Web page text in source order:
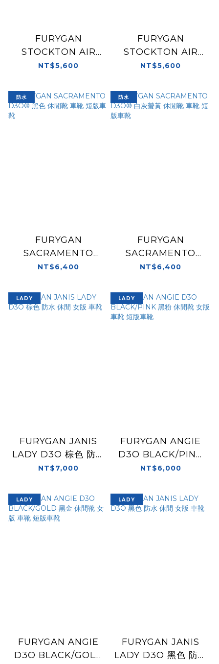
FURYGAN
STOCKTON AIR
D3O® PEARL-
休閒靴 車靴 短版車靴
NT$5,600
FURYGAN
STOCKTON AIR
D3O® BLACK/RED
版車靴
NT$5,600
防水
FURYGAN
SACRAMENTO
D3O® 黑色 休閒靴
NT$6,400
防水
FURYGAN
SACRAMENTO
D3O® 白灰螢黃 休閒
NT$6,400
LADY
FURYGAN JANIS
LADY D3O 棕色 防水
休閒 女版 車靴
NT$7,000
LADY
FURYGAN ANGIE
D3O BLACK/PINK
黑粉 休閒靴 女版 車靴
NT$6,000
LADY
FURYGAN ANGIE
D3O BLACK/GOLD
LADY
FURYGAN JANIS
LADY D3O 黑色 防水